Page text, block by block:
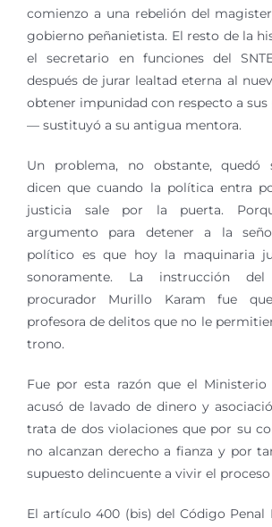
comienzo a una rebelión del
gobierno peñanietista. El resto de la
el secretario en funciones del
después de jurar lealtad eterna al
obtener impunidad con respecto a sus
— sustituyó a su antigua mentora.
Un problema, no obstante, quedó
dicen que cuando la política entra
justicia sale por la puerta.
argumento para detener a la
político es que hoy la maquinaria
sonoramente. La instrucción
procurador Murillo Karam fue
profesora de delitos que no le
trono.
Fue por esta razón que el
acusó de lavado de dinero y
trata de dos violaciones que por su
no alcanzan derecho a fianza y por
supuesto delincuente a vivir el proceso
El artículo 400 (bis) del Código Penal